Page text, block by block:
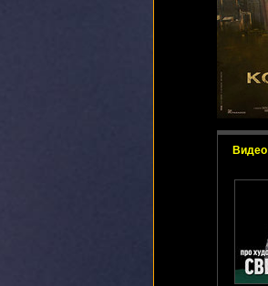
Видео